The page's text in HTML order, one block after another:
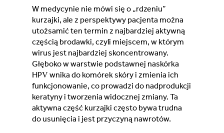
W medycynie nie mówi się o „rdzeniu”
kurzajki, ale z perspektywy pacjenta można
utożsamić ten termin z najbardziej aktywną
częścią brodawki, czyli miejscem, w którym
wirus jest najbardziej skoncentrowany.
Głęboko w warstwie podstawnej naskórka
HPV wnika do komórek skóry i zmienia ich
funkcjonowanie, co prowadzi do nadprodukcji
keratyny i tworzenia widocznej zmiany. Ta
aktywna część kurzajki często bywa trudna
do usunięcia i jest przyczyną nawrotów.